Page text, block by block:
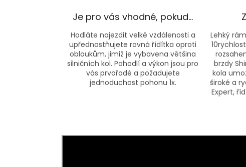
Je pro vás vhodné, pokud…
Hodláte najezdit velké vzdálenosti a
upřednostňujete rovná řídítka oproti
obloukům, jimiž je vybavena většina
silničních kol. Pohodlí a výkon jsou pro
vás prvořadé a požadujete
jednoduchost pohonu 1x.
Lehký
brzdy
kola
široké a
Expert,